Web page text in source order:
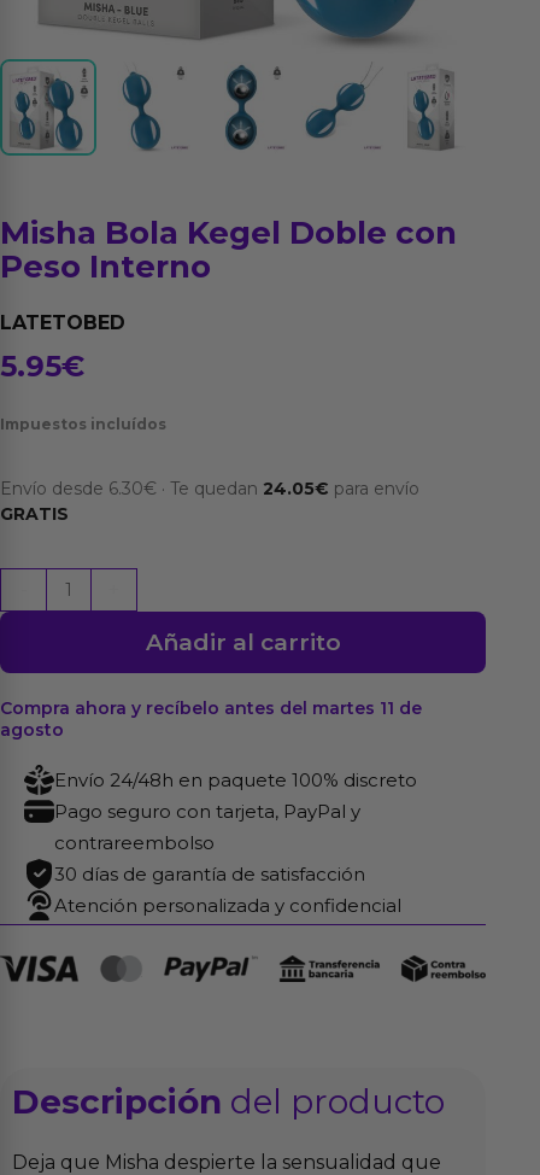
Misha Bola Kegel Doble con
Peso Interno
LATETOBED
5.95€
Impuestos incluídos
Envío desde 6.30€ · Te quedan 24.05€ para envío
GRATIS
Bola
Doble
con
Peso
Interno
cantidad
Añadir al carrito
Compra ahora y recíbelo antes del martes 11 de
agosto
Envío 24/48h en paquete 100% discreto
Pago seguro con tarjeta, PayPal y
contrareembolso
30 días de garantía de satisfacción
Atención personalizada y confidencial
Descripción del producto
Deja que Misha despierte la sensualidad que